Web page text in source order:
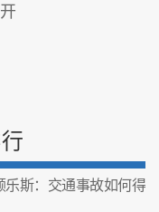
斯：交通事故如何得